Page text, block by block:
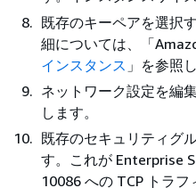
既存のキーペアを選択
細については、「
インスタンス 」を参照
ネットワーク設定を編
します。
既存のセキュリティグ
す。これが Enterprise
10086 への TCP トラ